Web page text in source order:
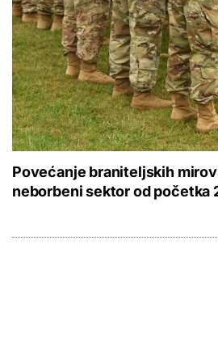
Povećanje braniteljskih
neborbeni sektor od početka